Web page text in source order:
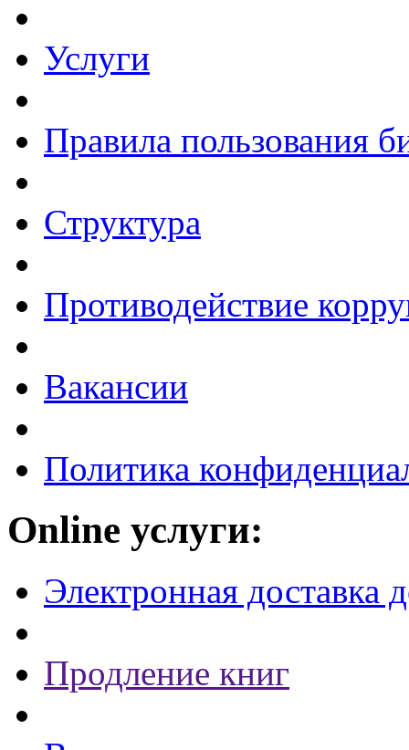
Услуги
Правила пользования
Структура
Противодействие
Вакансии
Политика
Online услуги:
Электронная доставка
Продление книг